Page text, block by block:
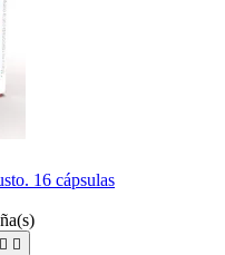
16 cápsulas
 